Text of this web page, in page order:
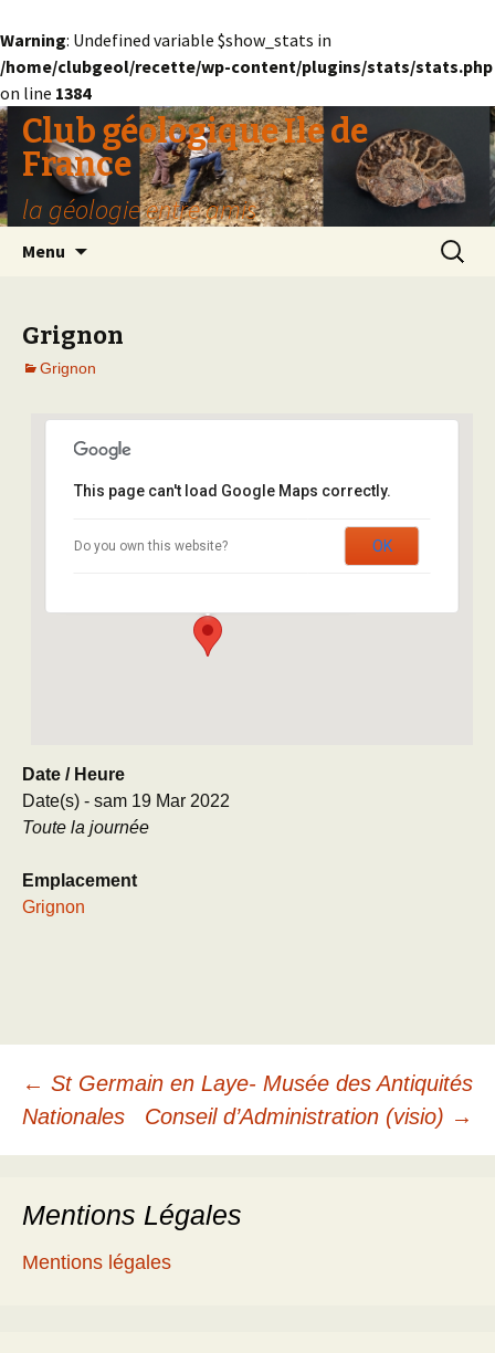
Warning: Undefined variable $show_stats in
/home/clubgeol/recette/wp-content/plugins/stats/stats.php
on line 1384
Club géologique Ile de
France
la géologie entre amis
Menu
Grignon
Grignon
Avenue Lucien Brétignières – Cour des Meules -
Thiverval Grignon
This page can't load Google Maps correctly.
Do you own this website? OK
Date / Heure
Date(s) - sam 19 Mar 2022
Toute la journée
Emplacement
Grignon
Navigation
des
articles
← St Germain en Laye- Musée des Antiquités
Nationales
Conseil d’Administration (visio) →
Mentions Légales
Mentions légales